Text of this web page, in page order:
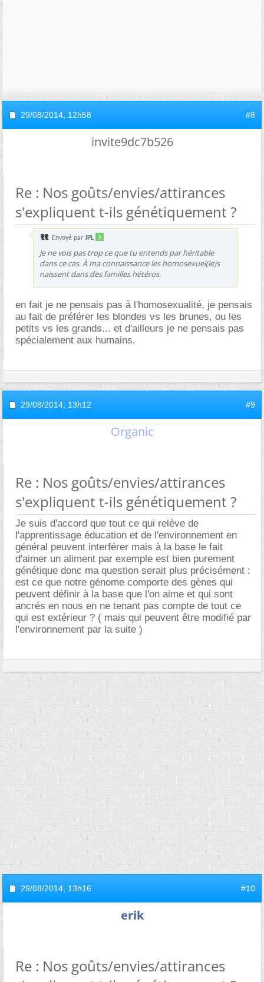
29/08/2014, 12h58 #8
invite9dc7b526
Re : Nos goûts/envies/attirances
s'expliquent t-ils génétiquement ?
Envoyé par JPL
Je ne vois pas trop ce que tu entends par héritable
dans ce cas. À ma connaissance les homosexuel(le)s
naissent dans des familles hétéros.
en fait je ne pensais pas à l'homosexualité, je pensais
au fait de préférer les blondes vs les brunes, ou les
petits vs les grands... et d'ailleurs je ne pensais pas
spécialement aux humains.
29/08/2014, 13h12 #9
Organic
Re : Nos goûts/envies/attirances
s'expliquent t-ils génétiquement ?
Je suis d'accord que tout ce qui relève de
l'apprentissage éducation et de l'environnement en
général peuvent interférer mais à la base le fait
d'aimer un aliment par exemple est bien purement
génétique donc ma question serait plus précisément :
est ce que notre génome comporte des gènes qui
peuvent définir à la base que l'on aime et qui sont
ancrés en nous en ne tenant pas compte de tout ce
qui est extérieur ? ( mais qui peuvent être modifié par
l'environnement par la suite )
29/08/2014, 13h16 #10
erik
Re : Nos goûts/envies/attirances